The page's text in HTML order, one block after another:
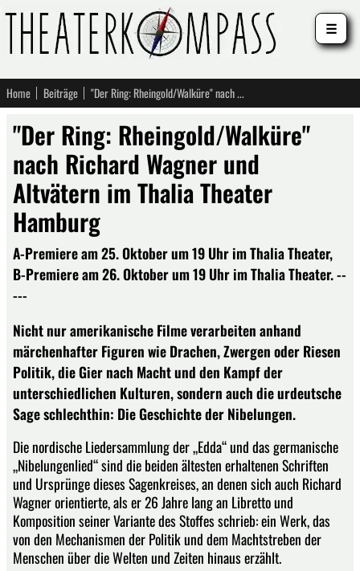
Home Beiträge "Der Ring: Rheingold/Walküre" nach Richard Wagner und Altvätern im Thalia Theater Hamburg
"Der Ring: Rheingold/Walküre"
nach Richard Wagner und
Altvätern im Thalia Theater
Hamburg
A-Premiere am 25. Oktober um 19 Uhr im Thalia Theater,
B-Premiere am 26. Oktober um 19 Uhr im Thalia Theater. --
---
Nicht nur amerikanische Filme verarbeiten anhand
märchenhafter Figuren wie Drachen, Zwergen oder Riesen
Politik, die Gier nach Macht und den Kampf der
unterschiedlichen Kulturen, sondern auch die urdeutsche
Sage schlechthin: Die Geschichte der Nibelungen.
Die nordische Liedersammlung der „Edda“ und das germanische
„Nibelungenlied“ sind die beiden ältesten erhaltenen Schriften
und Ursprünge dieses Sagenkreises, an denen sich auch Richard
Wagner orientierte, als er 26 Jahre lang an Libretto und
Komposition seiner Variante des Stoffes schrieb: ein Werk, das
von den Mechanismen der Politik und dem Machtstreben der
Menschen über die Welten und Zeiten hinaus erzählt.
☰